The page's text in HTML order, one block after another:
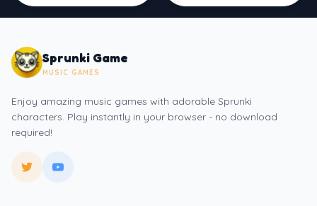
Sprunki Game
MUSIC GAMES
Enjoy amazing music games with adorable Sprunki
characters. Play instantly in your browser - no download
required!